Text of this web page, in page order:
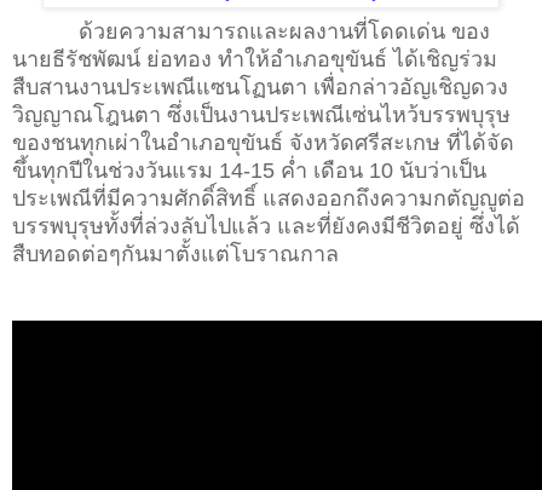
ด้วยความสามารถและผลงานที่โดดเด่น ของ
นายธีรัชพัฒน์ ย่อทอง ทำให้อำเภอขุขันธ์ ได้เชิญร่วม
สืบสานงานประเพณีแซนโฏนตา เพื่อกล่าวอัญเชิญดวง
วิญญาณโฎนตา ซึ่งเป็นงานประเพณีเซ่นไหว้บรรพบุรุษ
ของชนทุกเผ่าในอำเภอขุขันธ์ จังหวัดศรีสะเกษ ที่ได้จัด
ขึ้นทุกปีในช่วงวันแรม 14-15 ค่ำ เดือน 10 นับว่าเป็น
ประเพณีที่มีความศักดิ์สิทธิ์ แสดงออกถึงความกตัญญูต่อ
บรรพบุรุษทั้งที่ล่วงลับไปแล้ว และที่ยังคงมีชีวิตอยู่ ซึ่งได้
สืบทอดต่อๆกันมาตั้งแต่โบราณกาล